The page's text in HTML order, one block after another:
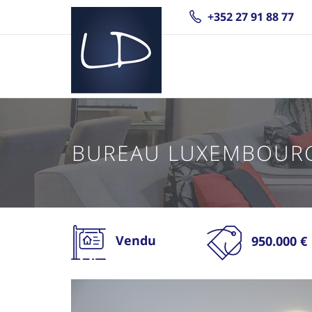
+352 27 91 88 77
BUREAU
Vendu 950.000 €